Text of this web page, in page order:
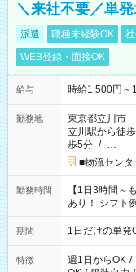
＼来社不要／単
派遣 職種未経験OK
WEB登録・面接OK
給与 時給1,500円～
勤務地
東京都立川市
立川駅から徒
歩5分 / …
■物流セン
勤務時間
【1日3時間～
あり！ シフト
▼18:00～
期間 1日だけの単
特徴 週1日からOK /